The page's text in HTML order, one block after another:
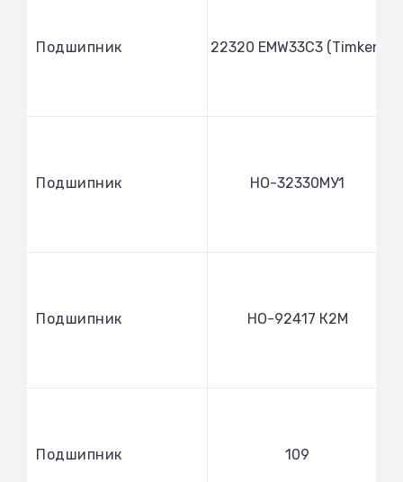
Подшипник 22320 EMW33C3 (Timken)
Подшипник НО-32330МУ1
Подшипник НО-92417 К2М
Подшипник 109